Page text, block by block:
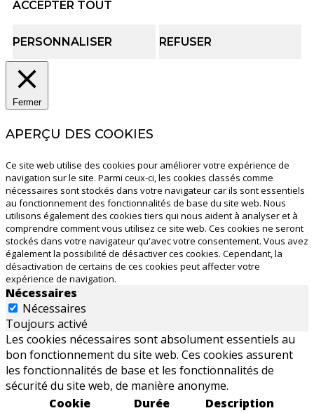
ACCEPTER TOUT
PERSONNALISER REFUSER
Fermer
APERÇU DES COOKIES
Ce site web utilise des cookies pour améliorer votre expérience de
navigation sur le site. Parmi ceux-ci, les cookies classés comme
nécessaires sont stockés dans votre navigateur car ils sont essentiels
au fonctionnement des fonctionnalités de base du site web. Nous
utilisons également des cookies tiers qui nous aident à analyser et à
comprendre comment vous utilisez ce site web. Ces cookies ne seront
stockés dans votre navigateur qu'avec votre consentement. Vous avez
également la possibilité de désactiver ces cookies. Cependant, la
désactivation de certains de ces cookies peut affecter votre
expérience de navigation.
Nécessaires
Nécessaires
Toujours activé
Les cookies nécessaires sont absolument essentiels au
bon fonctionnement du site web. Ces cookies assurent
les fonctionnalités de base et les fonctionnalités de
sécurité du site web, de manière anonyme.
Cookie
Durée Description